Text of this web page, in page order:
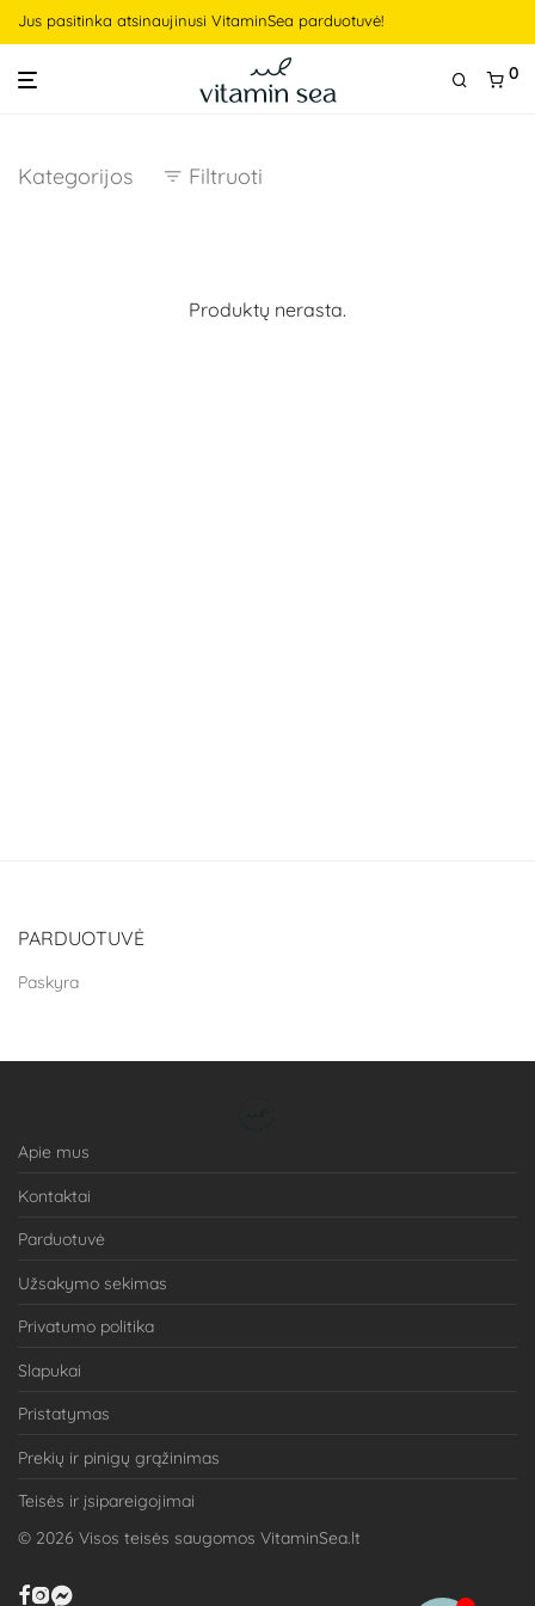
Jus pasitinka atsinaujinusi VitaminSea parduotuvė!
0
Kategorijos Filtruoti
Produktų nerasta.
PARDUOTUVĖ
Paskyra
Apie mus
Kontaktai
Parduotuvė
Užsakymo sekimas
Privatumo politika
Slapukai
Pristatymas
Prekių ir pinigų grąžinimas
Teisės ir įsipareigojimai
© 2026 Visos teisės saugomos VitaminSea.lt